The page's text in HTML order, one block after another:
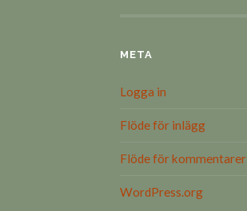
META
Logga in
Flöde för inlägg
Flöde för kommentarer
WordPress.org